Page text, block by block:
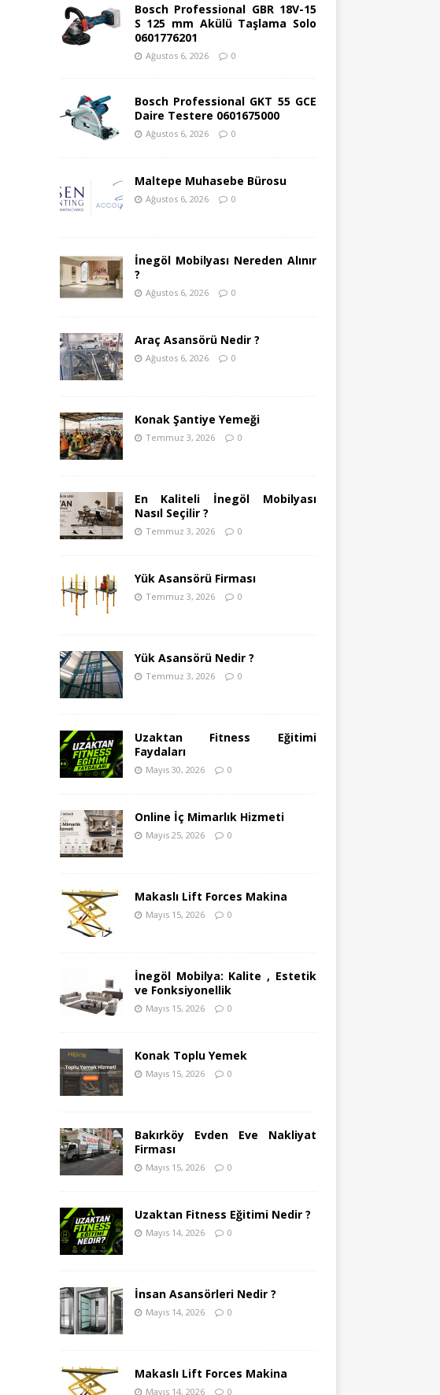
Bosch Professional GBR 18V-15
S 125 mm Akülü Taşlama Solo
0601776201
Ağustos 6, 2026 0
Bosch Professional GKT 55 GCE
Daire Testere 0601675000
Ağustos 6, 2026 0
Maltepe Muhasebe Bürosu
Ağustos 6, 2026 0
İnegöl Mobilyası Nereden Alınır
?
Ağustos 6, 2026 0
Araç Asansörü Nedir ?
Ağustos 6, 2026 0
Konak Şantiye Yemeği
Temmuz 3, 2026 0
En Kaliteli İnegöl Mobilyası
Nasıl Seçilir ?
Temmuz 3, 2026 0
Yük Asansörü Firması
Temmuz 3, 2026 0
Yük Asansörü Nedir ?
Temmuz 3, 2026 0
Uzaktan Fitness Eğitimi
Faydaları
Mayıs 30, 2026 0
Online İç Mimarlık Hizmeti
Mayıs 25, 2026 0
Makaslı Lift Forces Makina
Mayıs 15, 2026 0
İnegöl Mobilya: Kalite , Estetik
ve Fonksiyonellik
Mayıs 15, 2026 0
Konak Toplu Yemek
Mayıs 15, 2026 0
Bakırköy Evden Eve Nakliyat
Firması
Mayıs 15, 2026 0
Uzaktan Fitness Eğitimi Nedir ?
Mayıs 14, 2026 0
İnsan Asansörleri Nedir ?
Mayıs 14, 2026 0
Makaslı Lift Forces Makina
Mayıs 14, 2026 0